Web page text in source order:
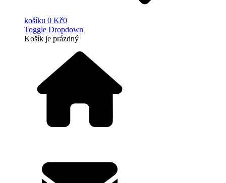
košíku 0 Kč0
Toggle Dropdown
Košík je prázdný